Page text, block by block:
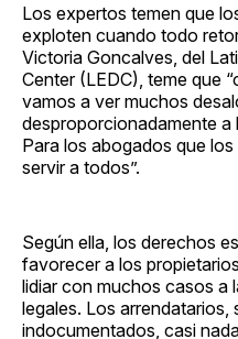
Los expertos temen que
exploten cuando todo
Victoria Goncalves, del
Center (LEDC), teme que
vamos a ver muchos
desproporcionadamente
Para los abogados que
servir a todos”.
Según ella, los derechos
favorecer a los
lidiar con muchos casos a
legales. Los arrendatarios,
indocumentados, casi